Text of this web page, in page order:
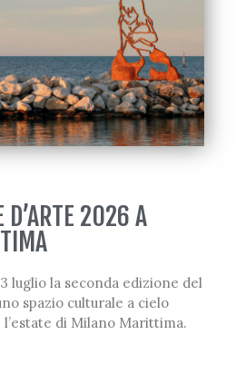
D’ARTE 2026 A
luglio la seconda edizione del
spazio culturale a cielo
di Milano Marittima.